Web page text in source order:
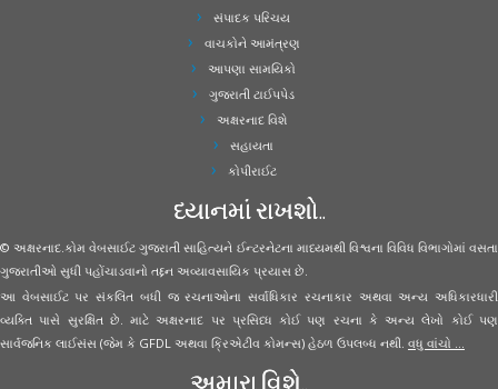
સંપાદક પરિચય
વાચકોને આમંત્રણ
આપણા સામયિકો
ગુજરાતી ટાઈપપેડ
અક્ષરનાદ વિશે
સહાયતા
કોપીરાઈટ
ધ્યાનમાં રાખશો..
© અક્ષરનાદ.કોમ વેબસાઈટ ગુજરાતી સાહિત્યને ઈન્ટરનેટના માધ્યમથી વિશ્વના વિવિધ વિભાગોમાં વસતા
ગુજરાતીઓ સુધી પહોંચાડવાનો તદ્દન અવ્યાવસાયિક પ્રયાસ છે.
આ વેબસાઈટ પર સંકલિત બધી જ રચનાઓના સર્વાધિકાર રચનાકાર અથવા અન્ય અધિકારધારી
વ્યક્તિ પાસે સુરક્ષિત છે. માટે અક્ષરનાદ પર પ્રસિધ્ધ કોઈ પણ રચના કે અન્ય લેખો કોઈ પણ
સાર્વજનિક લાઈસંસ (જેમ કે GFDL અથવા ક્રિએટીવ કોમન્સ) હેઠળ ઉપલબ્ધ નથી. વધુ વાંચો ...
અમારા વિશે..